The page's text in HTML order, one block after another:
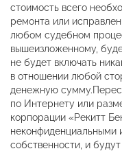
стоимость всего
ремонта или
любом судебном
вышеизложенному,
не будет включать
в отношении любой
денежную
по Интернету или
корпорации «Рекитт
неконфиденциальными
собственности, и